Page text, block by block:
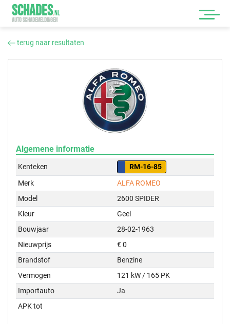
SCHADES.NL
AUTO SCHADEMELDINGEN
terug naar resultaten
Algemene informatie
Kenteken
RM-16-85
Merk
ALFA ROMEO
Model
2600 SPIDER
Kleur
Geel
Bouwjaar
28-02-1963
Nieuwprijs
€ 0
Brandstof
Benzine
Vermogen
121 kW / 165 PK
Importauto
Ja
APK tot